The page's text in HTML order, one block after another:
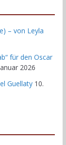
– von Leyla
für den Oscar
2026
Guellaty 10.